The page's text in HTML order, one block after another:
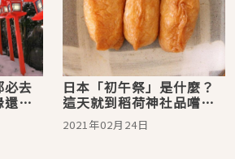
必去
是
日本「初午祭」是什麼？
這天就到稻荷神社品嚐稻
荷壽司！
2021年02月24日